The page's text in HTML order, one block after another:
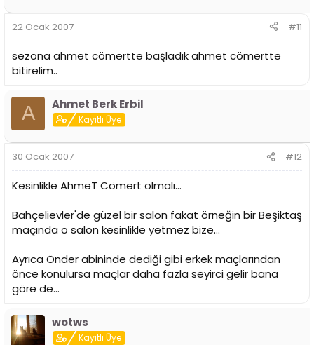
22 Ocak 2007 #11
sezona ahmet cömertte başladık ahmet cömertte
bitirelim..
A Ahmet Berk Erbil
Kayıtlı Üye
30 Ocak 2007 #12
Kesinlikle AhmeT Cömert olmalı...
Bahçelievler'de güzel bir salon fakat örneğin bir Beşiktaş
maçında o salon kesinlikle yetmez bize...
Ayrıca Önder abininde dediği gibi erkek maçlarından
önce konulursa maçlar daha fazla seyirci gelir bana
göre de...
wotws
Kayıtlı Üye